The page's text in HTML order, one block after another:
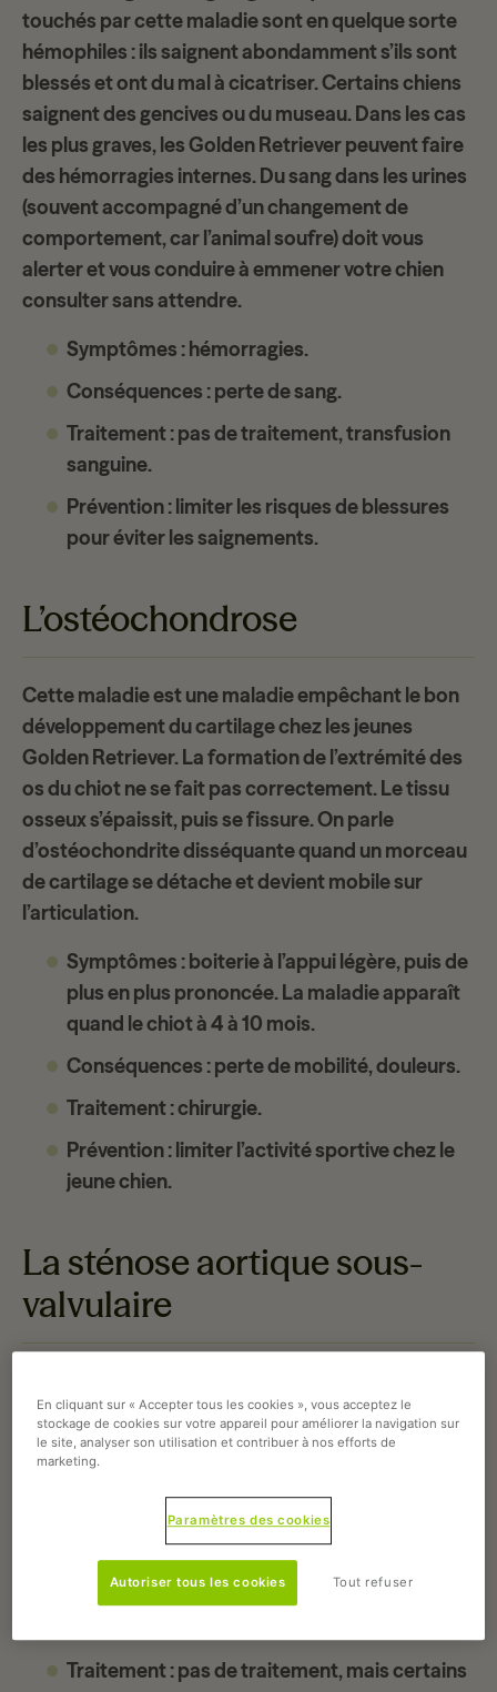
touchés par cette maladie sont en quelque sorte
hémophiles : ilssaignent abondamments’ils sont
blessés et ont du mal à cicatriser. Certains chiens
saignent des gencives ou du museau. Dans les cas
les plus graves, les Golden Retriever peuvent faire
des hémorragies internes. Du sang dans les urines
(souvent accompagné d’un changement de
comportement, car l’animal soufre) doit vous
alerter et vous conduire à emmener votre chien
consulter sans attendre.
Symptômes : hémorragies.
Conséquences : perte de sang.
Traitement: pas de traitement, transfusion
sanguine.
Prévention: limiter les risques de blessures
pour éviter les saignements.
L’ostéochondrose
Cette maladie est une maladie empêchant lebon
développement du cartilagechez les jeunes
Golden Retriever. La formation de l’extrémité des
os du chiot ne se fait pas correctement. Letissu
osseuxs’épaissit, puis se fissure. On parle
d’ostéochondrite disséquante quand un morceau
de cartilage se détache et devient mobile sur
l’articulation.
Symptômes : boiterie à l’appui légère, puis de
plus en plus prononcée. La maladie apparaît
quand le chiot à 4 à 10 mois.
Conséquences : perte de mobilité, douleurs.
Traitement: chirurgie.
Prévention: limiter l’activité sportive chez le
jeune chien.
La sténose aortique sous-
valvulaire
cardiaque. Elle est très répandue chez les Golden
Retrievers. Un gros vaisseau partant du coeur se
rétrécit et empêche la bonne circulation du sang
dans l’organisme.
Symptômes: fatigue à l’effort, perte de
connaissance.
Traitement: pas de traitement, mais certains
En cliquant sur « Accepter tous les cookies », vous acceptez le
stockage de cookies sur votre appareil pour améliorer la navigation sur
le site, analyser son utilisation et contribuer à nos efforts de
marketing.
Paramètres des cookies
Tout refuser
Autoriser tous les cookies